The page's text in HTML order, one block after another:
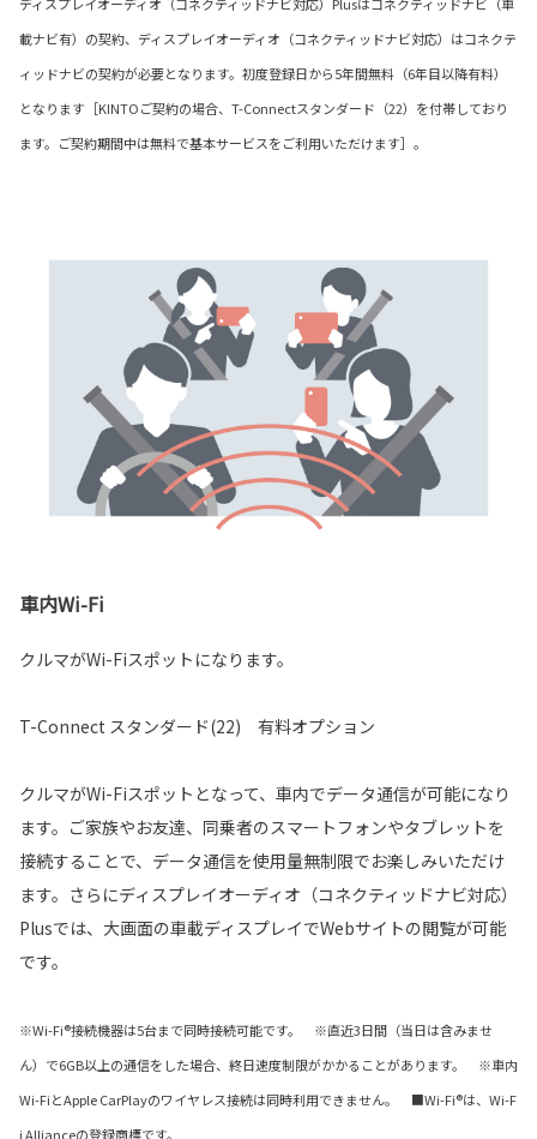
ディスプレイオーディオ（コネクティッドナビ対応）Plusはコネクティッドナビ（車
載ナビ有）の契約、ディスプレイオーディオ（コネクティッドナビ対応）はコネクテ
ィッドナビの契約が必要となります。初度登録日から5年間無料（6年目以降有料）
となります［KINTOご契約の場合、T-Connectスタンダード（22）を付帯しており
ます。ご契約期間中は無料で基本サービスをご利用いただけます］。
車内Wi-Fi
クルマがWi-Fiスポットになります。
T-Connect スタンダード(22) 有料オプション
クルマがWi-Fiスポットとなって、車内でデータ通信が可能になり
ます。ご家族やお友達、同乗者のスマートフォンやタブレットを
接続することで、データ通信を使用量無制限でお楽しみいただけ
ます。さらにディスプレイオーディオ（コネクティッドナビ対応）
Plusでは、大画面の車載ディスプレイでWebサイトの閲覧が可能
です。
※Wi-Fi®接続機器は5台まで同時接続可能です。 ※直近3日間（当日は含みませ
ん）で6GB以上の通信をした場合、終日速度制限がかかることがあります。 ※車内
Wi-FiとApple CarPlayのワイヤレス接続は同時利用できません。 ■Wi-Fi®は、Wi-F
i Allianceの登録商標です。